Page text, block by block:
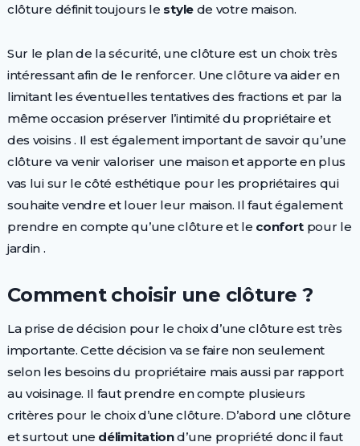
clôture définit toujours le stylede votre maison.
Sur le plan de la sécurité, une clôture est un choix très
intéressant afin de le renforcer. Une clôture va aider en
limitant les éventuelles tentatives des fractions et par la
même occasion préserver l’intimité du propriétaire et
des voisins . Il est également important de savoir qu’une
clôture va venir valoriser une maison et apporte en plus
vas lui sur le côté esthétique pour les propriétaires qui
souhaite vendre et louer leur maison. Il faut également
prendre en compte qu’une clôture et le confort pour le
jardin .
Comment choisir une clôture ?
La prise de décision pour le choix d’une clôture est très
importante. Cette décision va se faire non seulement
selon les besoins du propriétaire mais aussi par rapport
au voisinage. Il faut prendre en compte plusieurs
critères pour le choix d’une clôture. D’abord une clôture
et surtout une délimitationd’une propriété donc il faut